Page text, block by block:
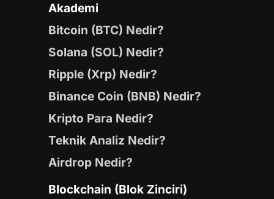
Akademi
Bitcoin (BTC) Nedir?
Solana (SOL) Nedir?
Ripple (Xrp) Nedir?
Binance Coin (BNB) Nedir?
Kripto Para Nedir?
Teknik Analiz Nedir?
Airdrop Nedir?
Blockchain (Blok Zinciri)